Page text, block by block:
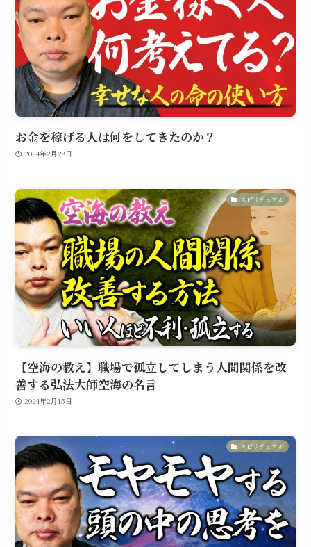
お金を稼げる人は何をしてきたのか？
2024年2月28日
スピリチュアル
【空海の教え】職場で孤立してしまう人間関係を改
善する弘法大師空海の名言
2024年2月15日
スピリチュアル